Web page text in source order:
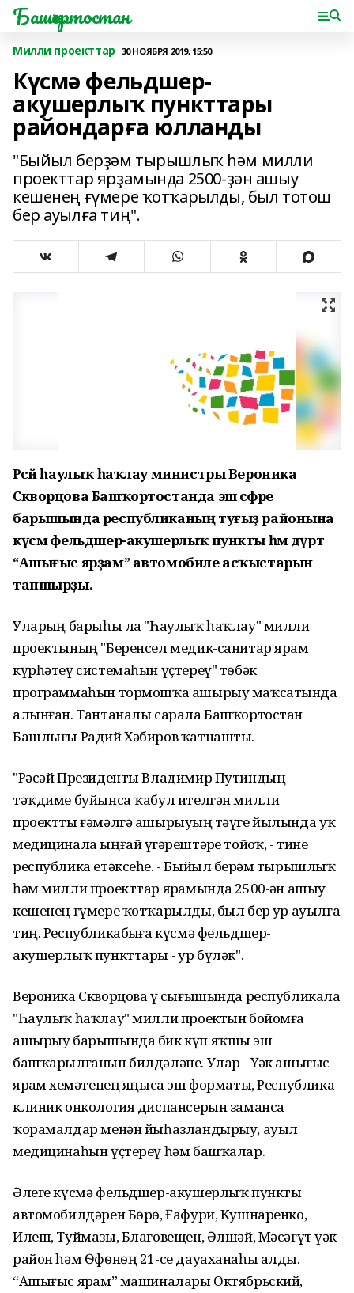
Башҡортостан
Милли проекттар 30 НОЯБРЯ 2019, 15:50
Күсмә фельдшер-
акушерлыҡ пункттары
райондарға юлланды
"Быйыл берҙәм тырышлыҡ һәм милли
проекттар ярҙамында 2500-ҙән ашыу
кешенең ғүмере ҡотҡарылды, был тотош
бер ауылға тиң".
Рәсәй һаулыҡ һаҡлау министры Вероника
Скворцова Башҡортостанда эш сәфәре
барышында республиканың туғыҙ районына
күсмә фельдшер-акушерлыҡ пункты һәм дүрт
“Ашығыс ярҙам” автомобиле асҡыстарын
тапшырҙы.
Уларҙың барыһы ла "Һаулыҡ һаҡлау" милли
проектының "Беренсел медик-санитар ярҙам
күрһәтеү системаһын үҫтереү" тѳбәк
программаһын тормошҡа ашырыу маҡсатында
алынған. Тантаналы сарала Башҡортостан
Башлығы Радий Хәбиров ҡатнашты.
"Рәсәй Президенты Владимир Путиндың
тәҡдиме буйынса ҡабул ителгән милли
проектты ғәмәлгә ашырыуҙың тәүге йылында уҡ
медицинала ыңғай үҙгәрештәрҙе тойҙоҡ, - тине
республика етәксеһе. - Быйыл берҙәм тырышлыҡ
һәм милли проекттар ярҙамында 2500-ҙән ашыу
кешенең ғүмере ҡотҡарылды, был бер ҙур ауылға
тиң. Республикабыҙға күсмә фельдшер-
акушерлыҡ пункттары - ҙур бүләк".
Вероника Скворцова үҙ сығышында республикала
"Һаулыҡ һаҡлау" милли проектын бойомға
ашырыу барышында бик күп яҡшы эш
башҡарылғанын билдәләне. Улар - Үҙәк ашығыс
ярҙам хеҙмәтенең яңыса эш форматы, Республика
клиник онкология диспансерын заманса
ҡорамалдар менән йыһазландырыу, ауыл
медицинаһын үҫтереү һәм башҡалар.
Әлеге күсмә фельдшер-акушерлыҡ пункты
автомобилдәрен Бѳрѳ, Ғафури, Кушнаренко,
Илеш, Туймазы, Благовещен, Әлшәй, Мәсәғүт үҙәк
район һәм Ѳфѳнѳң 21-се дауаханаһы алды.
“Ашығыс ярҙам” машиналары Октябрьский,